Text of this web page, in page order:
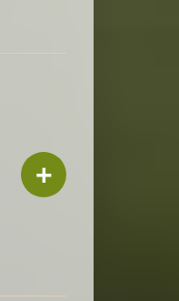
+